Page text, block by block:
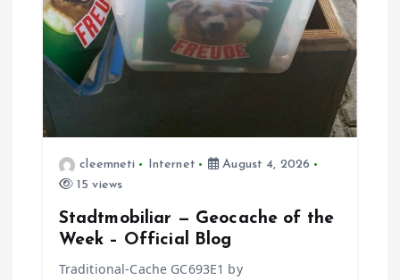
cleemneti Internet
August 4, 2026
15 views
Stadtmobiliar — Geocache of the
Week – Official Blog
Traditional-Cache GC693E1 by